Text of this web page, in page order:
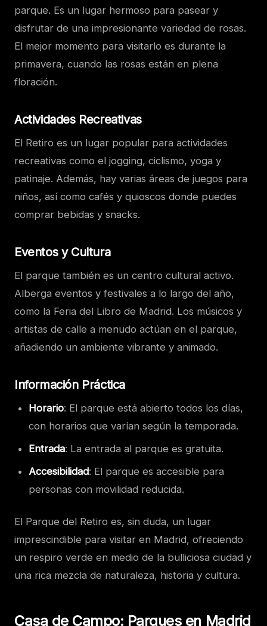
parque. Es un lugar hermoso para pasear y
disfrutar de una impresionante variedad de rosas.
El mejor momento para visitarlo es durante la
primavera, cuando las rosas están en plena
floración.
Actividades Recreativas
El Retiro es un lugar popular para actividades
recreativas como el jogging, ciclismo, yoga y
patinaje. Además, hay varias áreas de juegos para
niños, así como cafés y quioscos donde puedes
comprar bebidas y snacks.
Eventos y Cultura
El parque también es un centro cultural activo.
Alberga eventos y festivales a lo largo del año,
como la Feria del Libro de Madrid. Los músicos y
artistas de calle a menudo actúan en el parque,
añadiendo un ambiente vibrante y animado.
Información Práctica
Horario: El parque está abierto todos los días,
con horarios que varían según la temporada.
Entrada: La entrada al parque es gratuita.
Accesibilidad: El parque es accesible para
personas con movilidad reducida.
El Parque del Retiro es, sin duda, un lugar
imprescindible para visitar en Madrid, ofreciendo
un respiro verde en medio de la bulliciosa ciudad y
una rica mezcla de naturaleza, historia y cultura.
Casa de Campo: Parques en Madrid